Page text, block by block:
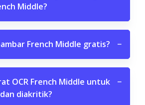
Middle?
French Middle gratis? −
OCR French Middle untuk
diakritik?
−